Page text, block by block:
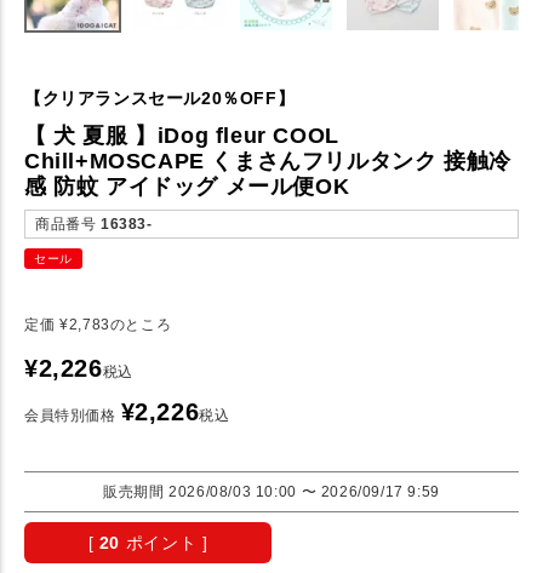
【クリアランスセール20％OFF】
【 犬 夏服 】iDog fleur COOL
Chill+MOSCAPE くまさんフリルタンク 接触冷
感 防蚊 アイドッグ メール便OK
商品番号 16383-
セール
定価 ¥2,783のところ
¥2,226税込
会員特別価格 ¥2,226税込
販売期間 2026/08/03 10:00 〜 2026/09/17 9:59
[ 20 ポイント ]